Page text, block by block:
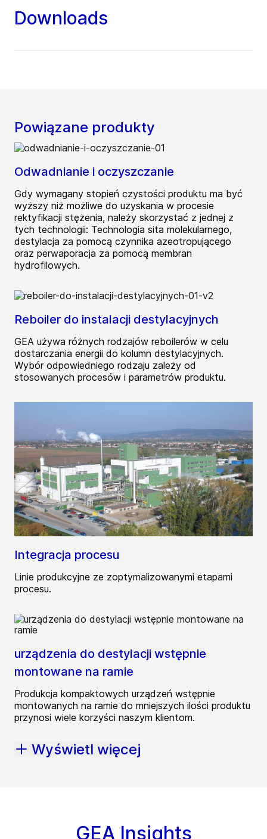
Downloads
Powiązane produkty
Odwadnianie i oczyszczanie
Gdy wymagany stopień czystości produktu ma być
wyższy niż możliwe do uzyskania w procesie
rektyfikacji stężenia, należy skorzystać z jednej z
tych technologii: Technologia sita molekularnego,
destylacja za pomocą czynnika azeotropującego
oraz perwaporacja za pomocą membran
hydrofilowych.
Reboiler do instalacji destylacyjnych
GEA używa różnych rodzajów reboilerów w celu
dostarczania energii do kolumn destylacyjnych.
Wybór odpowiedniego rodzaju zależy od
stosowanych procesów i parametrów produktu.
Integracja procesu
Linie produkcyjne ze zoptymalizowanymi etapami
procesu.
urządzenia do destylacji wstępnie
montowane na ramie
Produkcja kompaktowych urządzeń wstępnie
montowanych na ramie do mniejszych ilości produktu
przynosi wiele korzyści naszym klientom.
Wyświetl więcej
GEA Insights